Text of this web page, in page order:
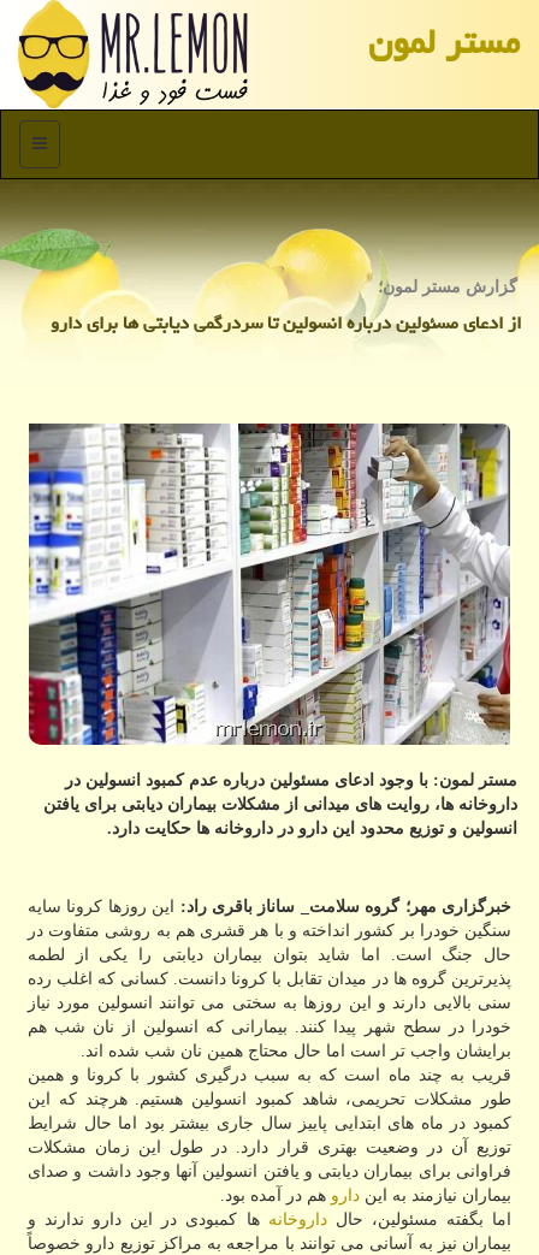
مستر لمون
منو
گزارش مستر لمون؛
از ادعای مسئولین درباره انسولین تا سردرگمی دیابتی ها برای دارو
مستر لمون: با وجود ادعای مسئولین درباره عدم كمبود انسولین در
داروخانه ها، روایت های میدانی از مشكلات بیماران دیابتی برای یافتن
انسولین و توزیع محدود این دارو در داروخانه ها حكایت دارد.
خبرگزاری مهر؛ گروه سلامت_ ساناز باقری راد:
این روزها کرونا سایه
سنگین خودرا بر کشور انداخته و با هر قشری هم به روشی متفاوت در
حال جنگ است. اما شاید بتوان بیماران دیابتی را یکی از لطمه
پذیرترین گروه ها در میدان تقابل با کرونا دانست. کسانی که اغلب رده
سنی بالایی دارند و این روزها به سختی می توانند انسولین مورد نیاز
خودرا در سطح شهر پیدا کنند. بیمارانی که انسولین از نان شب هم
برایشان واجب تر است اما حال محتاج همین نان شب شده اند.
قریب به چند ماه است که به سبب درگیری کشور با کرونا و همین
طور مشکلات تحریمی، شاهد کمبود انسولین هستیم. هرچند که این
کمبود در ماه های ابتدایی پاییز سال جاری بیشتر بود اما حال شرایط
توزیع آن در وضعیت بهتری قرار دارد. در طول این زمان مشکلات
فراوانی برای بیماران دیابتی و یافتن انسولین آنها وجود داشت و صدای
بیماران نیازمند به این دارو هم در آمده بود.
اما بگفته مسئولین، حالداروخانه ها کمبودی در این دارو ندارند و
بیماران نیز به آسانی می توانند با مراجعه به مراکز توزیع دارو خصوصاً